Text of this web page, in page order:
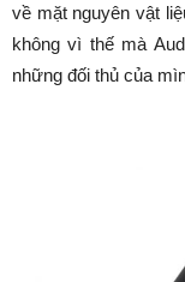
về mặt nguyên vật
không vì thế mà
những đối thủ của